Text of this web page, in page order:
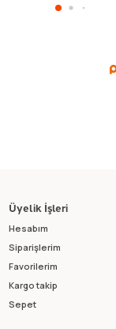
Üyelik İşleri
Hesabım
Siparişlerim
Favorilerim
Kargo takip
Sepet